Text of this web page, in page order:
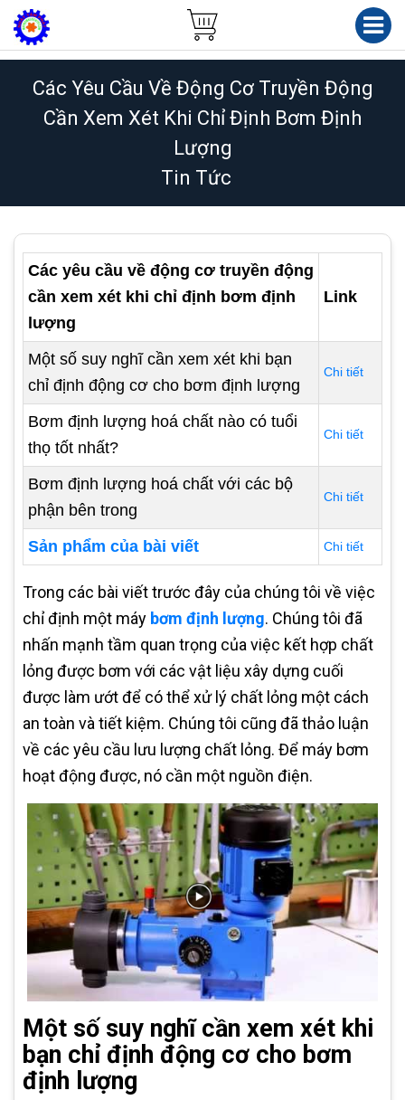
Các Yêu Cầu Về Động Cơ Truyền Động
Cần Xem Xét Khi Chỉ Định Bơm Định
Lượng
Tin Tức
Các yêu cầu về động cơ truyền động
cần xem xét khi chỉ định bơm định
lượng
Link
Một số suy nghĩ cần xem xét khi bạn
chỉ định động cơ cho bơm định lượng
Chi tiết
Bơm định lượng hoá chất nào có tuổi
thọ tốt nhất?
Chi tiết
Bơm định lượng hoá chất với các bộ
phận bên trong
Chi tiết
Sản phẩm của bài viết Chi tiết
Trong các bài viết trước đây của chúng tôi về việc
chỉ định một máy bơm định lượng. Chúng tôi đã
nhấn mạnh tầm quan trọng của việc kết hợp chất
lỏng được bơm với các vật liệu xây dựng cuối
được làm ướt để có thể xử lý chất lỏng một cách
an toàn và tiết kiệm. Chúng tôi cũng đã thảo luận
về các yêu cầu lưu lượng chất lỏng. Để máy bơm
hoạt động được, nó cần một nguồn điện.
Một số suy nghĩ cần xem xét khi
bạn chỉ định động cơ cho bơm
định lượng